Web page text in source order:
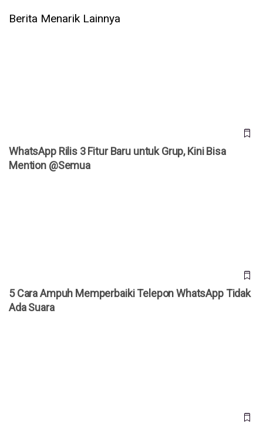
Berita Menarik Lainnya
WhatsApp Rilis 3 Fitur Baru untuk Grup, Kini Bisa
Mention @Semua
5 Cara Ampuh Memperbaiki Telepon WhatsApp Tidak
Ada Suara